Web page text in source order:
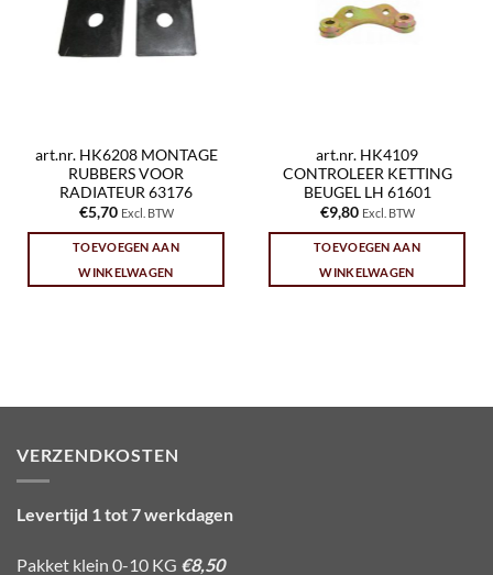
art.nr. HK6208 MONTAGE
RUBBERS VOOR
RADIATEUR 63176
€5,70 Excl. BTW
TOEVOEGEN AAN
WINKELWAGEN
art.nr. HK4109
CONTROLEER KETTING
BEUGEL LH 61601
€9,80 Excl. BTW
TOEVOEGEN AAN
WINKELWAGEN
VERZENDKOSTEN
Levertijd 1 tot 7 werkdagen
Pakket klein 0-10 KG €8,50